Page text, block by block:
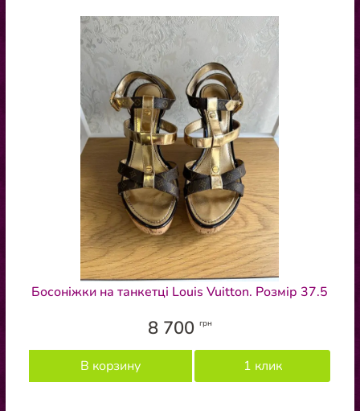
Босоніжки на танкетці Louis Vuitton. Розмір 37.5
8 700 грн
В корзину 1 клик